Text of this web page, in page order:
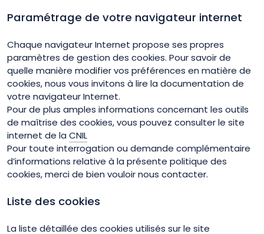
Paramétrage de votre navigateur internet
Chaque navigateur Internet propose ses propres
paramètres de gestion des cookies. Pour savoir de
quelle manière modifier vos préférences en matière de
cookies, nous vous invitons à lire la documentation de
votre navigateur Internet.
Pour de plus amples informations concernant les outils
de maîtrise des cookies, vous pouvez consulter le site
internet de la CNIL
Pour toute interrogation ou demande complémentaire
d’informations relative à la présente politique des
cookies, merci de bien vouloir nous contacter.
Liste des cookies
La liste détaillée des cookies utilisés sur le site